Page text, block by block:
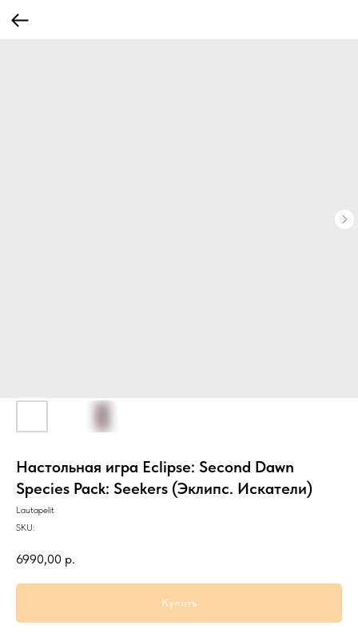
Настольная игра Eclipse: Second Dawn
Species Pack: Seekers (Эклипс. Искатели)
Lautapelit
SKU:
6990,00 р.
Купить